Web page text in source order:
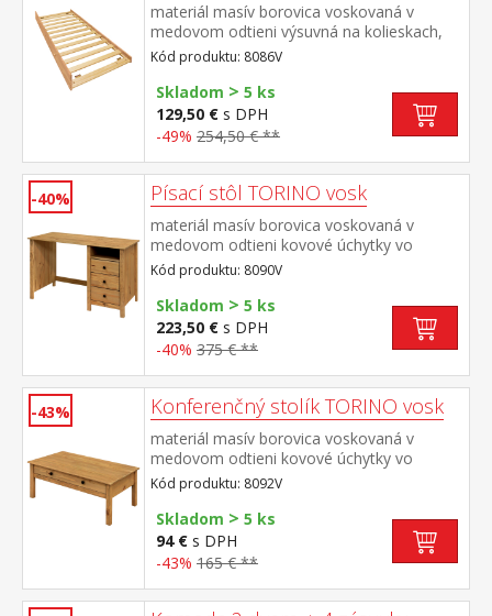
materiál masív borovica voskovaná v
medovom odtieni výsuvná na kolieskach,
cena bez matraca maximálna odporúčaná
výška matraca 14 cm odporúčaný rozmer
matraca 90 × 200 cm vhodná ako výsuvná
prístelka k pohovke TORINO 8085V
Kód produktu: 8086V
Skladom > 5 ks
129,50 € s DPH
-49% 254,50 € **
-40% Písací stôl TORINO vosk
materiál masív borovica voskovaná v
medovom odtieni kovové úchytky vo
farebnom prevedení černená mosadz 3
zásuvky s kovovými pojazdmi, 1 polica
Kód produktu: 8090V
Skladom > 5 ks
223,50 € s DPH
-40% 375 € **
-43% Konferenčný stolík TORINO vosk
materiál masív borovica voskovaná v
medovom odtieni kovové úchytky vo
farebnom prevedení černena
mosadz široká zásuvka s kovovými
pojazdmi
Kód produktu: 8092V
Skladom > 5 ks
94 € s DPH
-43% 165 € **